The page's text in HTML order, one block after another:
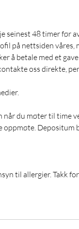
seinest 48 timer før
på nettsiden våres,
å betale med et
oss direkte,
når du møter til time
Depositum
til allergier. Takk